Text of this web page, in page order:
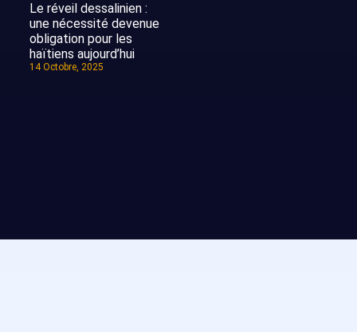
Le réveil dessalinien :
une nécessité devenue
obligation pour les
haïtiens aujourd’hui
14 Octobre, 2025